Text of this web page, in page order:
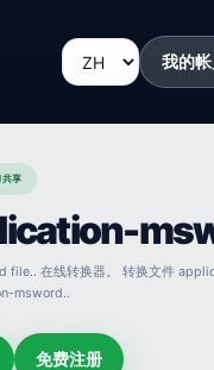
我的
享
file.. 在线转换器。 转换文件
msword..
免费注册